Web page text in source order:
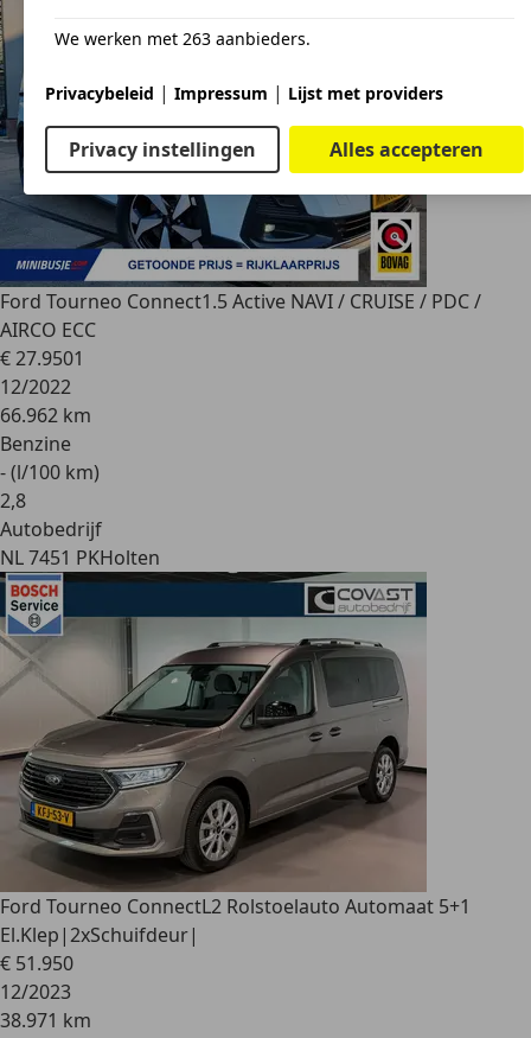
Ford Tourneo Connect1.5 Active NAVI / CRUISE / PDC /
AIRCO ECC
€ 27.9501
12/2022
66.962 km
Benzine
- (l/100 km)
2,8
Autobedrijf
NL 7451 PKHolten
Ford Tourneo ConnectL2 Rolstoelauto Automaat 5+1
El.Klep|2xSchuifdeur|
€ 51.950
12/2023
38.971 km
We werken met 263 aanbieders.
Privacybeleid | Impressum | Lijst met providers
Privacy instellingen Alles accepteren